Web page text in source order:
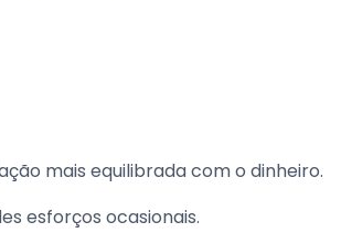
mais equilibrada com o dinheiro.
esforços ocasionais.